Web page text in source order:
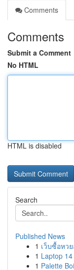
Comments
Comments
Submit a Comment
No HTML
HTML is disabled
Search
Published News
1 เว็บซื้อหว
1 Laptop
1 Palette